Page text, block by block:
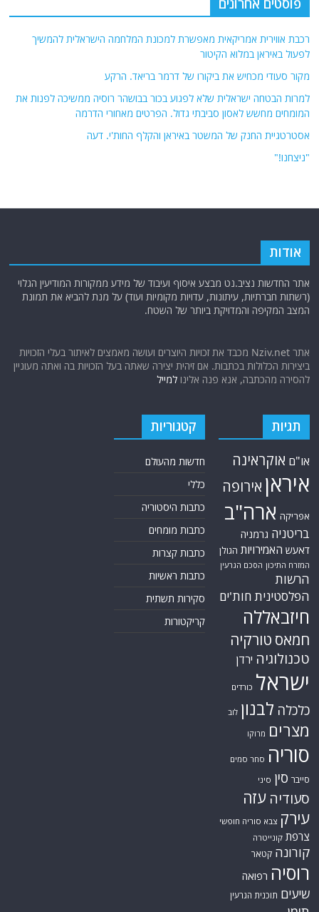
רכבת אווירית אמריקאית מאפשרת למכונת המלחמה הישראלית להמשיך
לפעול באיראן במלוא הקיטור
מקור סעודי מכחיש את ביקורו של דרמר בריאד. הרקע
למרות הבטחה ישראלית שלא לפגוע בכור בבושהר רוסיה ממשיכה לפנות את
המומחים מחשש לאסון סביבתי גדול. הפרטים מאחורי הדרמה
אסטרטגיית החנק של המשטר באיראן והקלף החות'י. דעה
"ניצחנו!"
אודות
אתר החדשות נציב.נט מבצע איסוף ועיבוד של מידע ממקורות המודיעין הגלוי
(רשתות חברתיות, עיתונות, עדויות מקומיות ועוד) על מנת להביא את תמונת
המצב המקיפה והמדויקת ביותר של השטח.
אתר Nziv.net מכבד את זכויות היוצרים ועושה מאמצים לאיתור בעלי הזכויות
ביצירות הכלולות בכתבות. אם זיהית יצירה שאתה בעל הזכויות בה ואתה מעוניין
להסירה מהכתבה, אנא פנה אלינולמייל
תגיות
או"ם אוקראינה
איראן אירופה
אפריקה ארה"ב
בריטניה גרמניה
דאעש האמירויות הגולן
המזרח התיכון הסכם הגרעין
הרשות
הפלסטינית חות'ים
חיזבאללה
חמאס טורקיה
טכנולוגיה ירדן
ישראל כורדים
כלכלה לבנון לוב
מצרים מרוקו
סוריה סחר סמים
סייבר סין סיני
סעודיה עזה
עירק צבא סוריה חופשי
צרפת קונייטרה
קורונה קטאר
רוסיה רפואה
שיעים תוכנית הגרעין
קטגוריות
חדשות מהעולם
כללי
כתבות היסטוריה
כתבות מומחים
כתבות קצרות
כתבות ראשיות
סקירות תשתית
קריקטורות